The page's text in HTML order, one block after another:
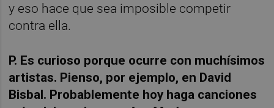
y eso hace que sea imposible competir
contra ella.
P. Es curioso porque ocurre con muchísimos
artistas. Pienso, por ejemplo, en David
Bisbal. Probablemente hoy haga canciones